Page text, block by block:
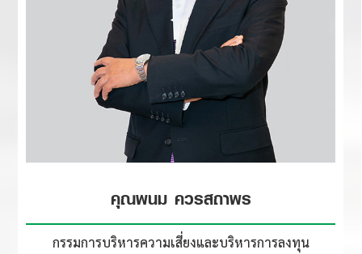
คุณพนม ควรสถาพร
กรรมการบริหารความเสี่ยงและบริหารการลงทุน